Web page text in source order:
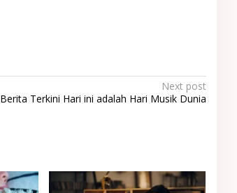
Next post
Berita Terkini Hari ini adalah Hari Musik Dunia